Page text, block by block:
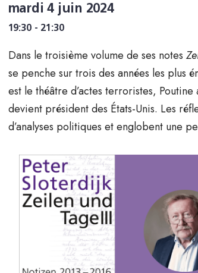
mardi 4 juin 2024
19:30 - 21:30
Dans le troisième volume de ses notes
se penche sur trois des années les plus
est le théâtre d’actes terroristes,
devient président des États-Unis. Les
d’analyses politiques et englobent une